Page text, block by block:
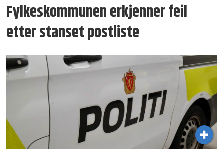
Fylkeskommunen erkjenner feil
etter stanset postliste